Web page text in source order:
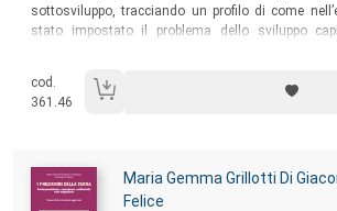
sottosviluppo, tracciando un profilo di come
stato impostato il problema dello sviluppo
analizzati i fattori che possono
contesto istituzionale, aspetto a lungo
economiche dominanti.
cod.
361.46
Autori:
Maria Gemma Grillotti Di
Felice